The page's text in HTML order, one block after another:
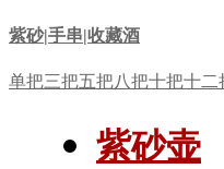
紫砂|手串|收藏酒
单把三把五把八把十把十二
紫砂壶